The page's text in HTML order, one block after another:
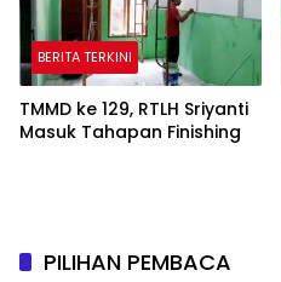
BERITA TERKINI
TMMD ke 129, RTLH Sriyanti
Masuk Tahapan Finishing
PILIHAN PEMBACA